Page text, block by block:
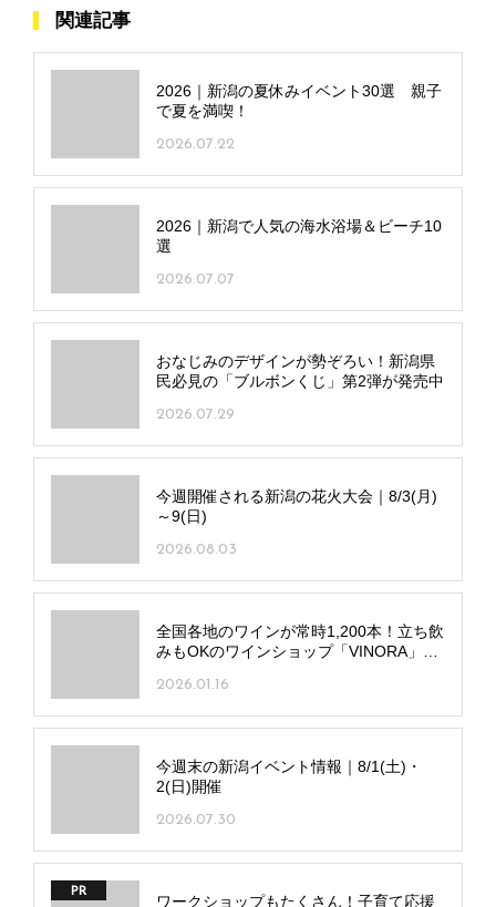
関連記事
2026｜新潟の夏休みイベント30選 親子
で夏を満喫！
2026.07.22
2026｜新潟で人気の海水浴場＆ビーチ10
選
2026.07.07
おなじみのデザインが勢ぞろい！新潟県
民必見の「ブルボンくじ」第2弾が発売中
2026.07.29
今週開催される新潟の花火大会｜8/3(月)
～9(日)
2026.08.03
全国各地のワインが常時1,200本！立ち飲
みもOKのワインショップ「VINORA」西
2026.01.16
今週末の新潟イベント情報｜8/1(土)・
2(日)開催
2026.07.30
PR
ワークショップもたくさん！子育て応援